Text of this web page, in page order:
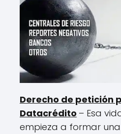
Derecho de petición
Datacrédito – Esa
empieza a formar